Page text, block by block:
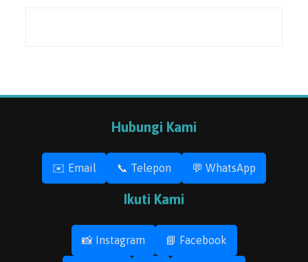
Hubungi Kami
✉️ Email 📞 Telepon 💬 WhatsApp
Ikuti Kami
📸 Instagram 📘 Facebook